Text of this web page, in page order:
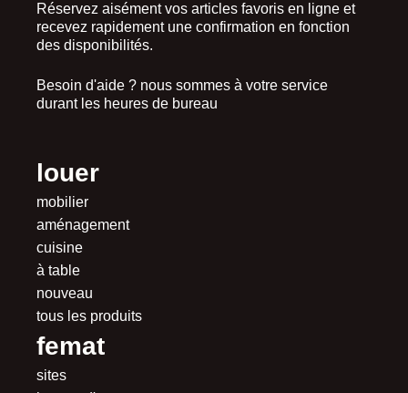
Réservez aisément vos articles favoris en ligne et
recevez rapidement une confirmation en fonction
des disponibilités.
Besoin d'aide ? nous sommes à votre service
durant les heures de bureau
louer
mobilier
aménagement
cuisine
à table
nouveau
tous les produits
femat
sites